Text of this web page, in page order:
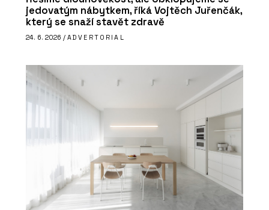
jedovatým nábytkem, říká Vojtěch Juřenčák,
který se snaží stavět zdravě
24. 6. 2026 / ADVERTORIAL